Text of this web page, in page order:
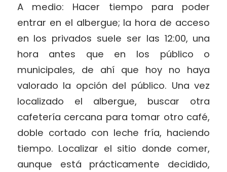
A medio: Hacer tiempo para poder
entrar en el albergue; la hora de acceso
en los privados suele ser las 12:00, una
hora antes que en los público o
municipales, de ahí que hoy no haya
valorado la opción del público. Una vez
localizado el albergue, buscar otra
cafetería cercana para tomar otro café,
doble cortado con leche fría, haciendo
tiempo. Localizar el sitio donde comer,
aunque está prácticamente decidido,